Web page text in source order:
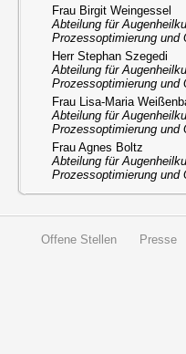
Frau Birgit Weingessel
Abteilung für
Prozessoptimierung und
Herr Stephan Szegedi
Abteilung für
Prozessoptimierung und
Frau Lisa-Maria
Abteilung für
Prozessoptimierung und
Frau Agnes Boltz
Abteilung für
Prozessoptimierung und
Offene Stellen Presse